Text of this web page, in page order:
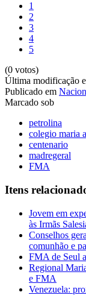
1
2
3
4
5
(0 votos)
Última modificação
Publicado em
Marcado sob
petrolina
colegio maria
centenario
madregeral
FMA
Itens
Jovem em
às Irmãs
Conselhos
comunhão e
FMA de Seul
Regional
e FMA
Venezuela: